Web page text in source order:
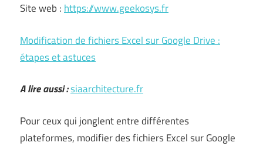
Site web : https://www.geekosys.fr
Modification de fichiers Excel sur Google Drive :
étapes et astuces
A lire aussi :siaarchitecture.fr
Pour ceux qui jonglent entre différentes
plateformes, modifier des fichiers Excel sur Google